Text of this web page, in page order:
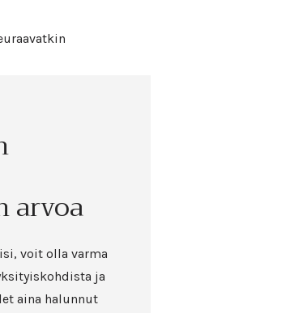
arvoa
voit olla varma
ja
aina halunnut